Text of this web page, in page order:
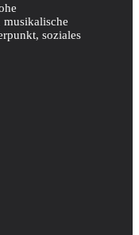
soziales